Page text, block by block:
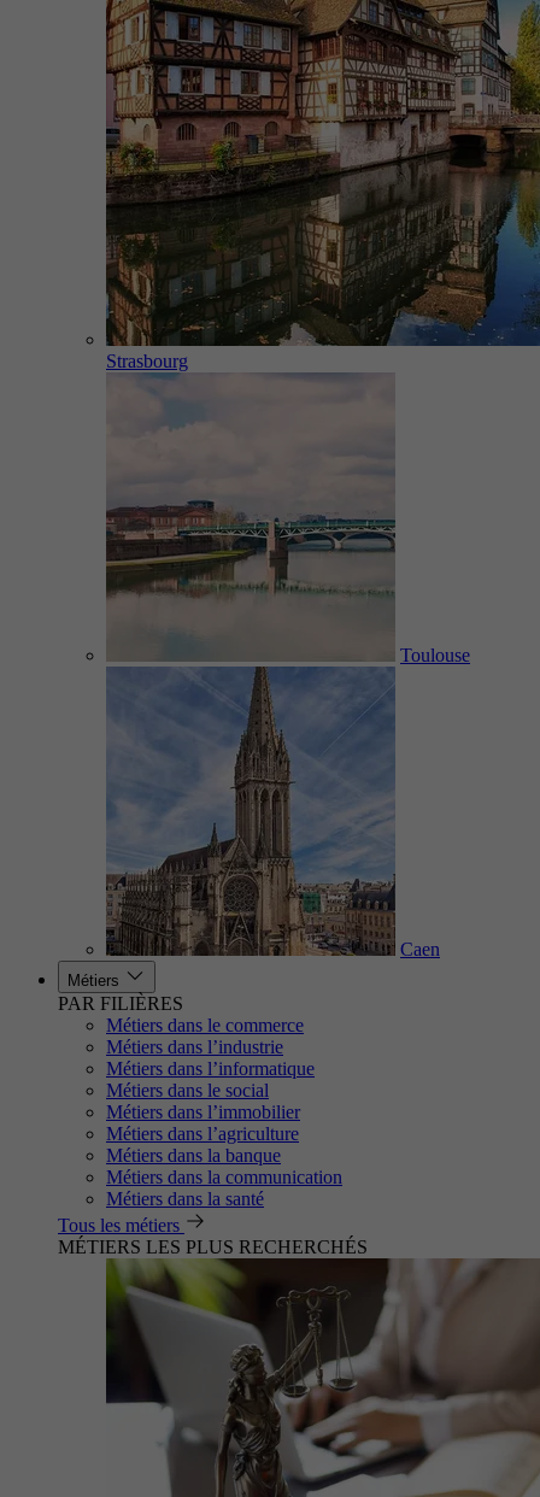
Strasbourg
Toulouse
Caen
Métiers
PAR FILIÈRES
Métiers dans le commerce
Métiers dans l’industrie
Métiers dans l’informatique
Métiers dans le social
Métiers dans l’immobilier
Métiers dans l’agriculture
Métiers dans la banque
Métiers dans la communication
Métiers dans la santé
Tous les métiers
MÉTIERS LES PLUS RECHERCHÉS